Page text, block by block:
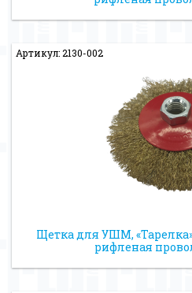
Артикул: 2130-002
Щетка для УШМ,
рифленая